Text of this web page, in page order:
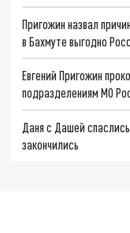
Пригожин назвал
в Бахмуте выгодно
Евгений Пригожин
подразделениям МО
Даня с Дашей
закончились